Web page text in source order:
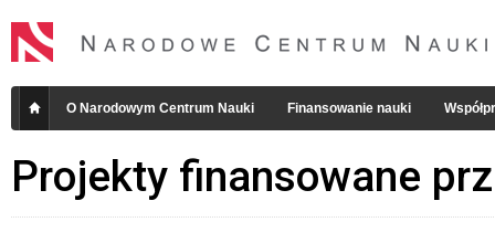
O Narodowym Centrum Nauki Finansowanie nauki
Projekty finansowane